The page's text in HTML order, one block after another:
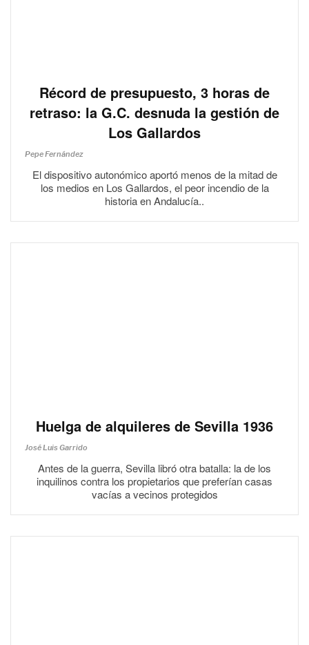
Récord de presupuesto, 3 horas de
retraso: la G.C. desnuda la gestión de
Los Gallardos
Pepe Fernández
El dispositivo autonómico aportó menos de la mitad de
los medios en Los Gallardos, el peor incendio de la
historia en Andalucía..
Huelga de alquileres de Sevilla 1936
José Luis Garrido
Antes de la guerra, Sevilla libró otra batalla: la de los
inquilinos contra los propietarios que preferían casas
vacías a vecinos protegidos